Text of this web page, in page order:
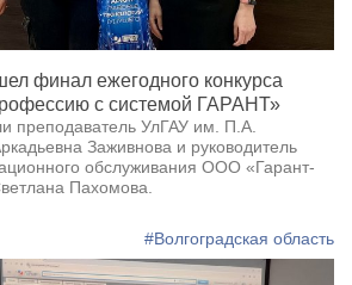
финал ежегодного конкурса
с системой ГАРАНТ»
преподаватель УлГАУ им. П.А.
Заживнова и руководитель
обслуживания ООО «Гарант-
Пахомова.
#Волгоградская область